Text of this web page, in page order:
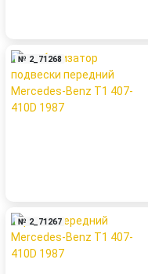
№ 2_71268
№ 2_71267